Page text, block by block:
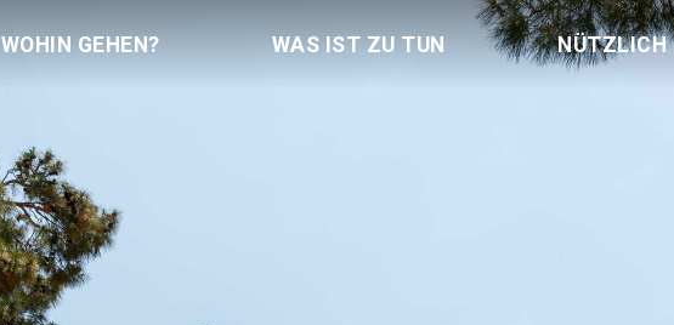
WOHIN GEHEN? WAS IST ZU TUN NÜTZLICH